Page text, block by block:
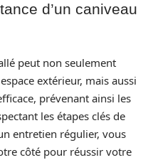
d’un caniveau
peut non seulement
extérieur, mais aussi
prévenant ainsi les
les étapes clés de
entretien régulier, vous
côté pour réussir votre